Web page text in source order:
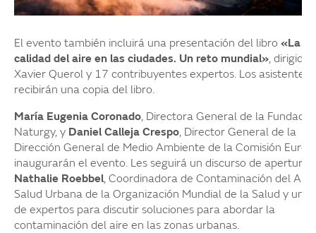
El evento también incluirá una presentación del libro «La
calidad del aire en las ciudades. Un reto mundial», dirigido
Xavier Querol y 17 contribuyentes expertos. Los asistentes
recibirán una copia del libro.
María Eugenia Coronado, Directora General de la
Naturgy, y Daniel Calleja Crespo, Director General de la
Dirección General de Medio Ambiente de la Comisión
inaugurarán el evento. Les seguirá un discurso de apertura
Nathalie Roebbel, Coordinadora de Contaminación del Aire
Salud Urbana de la Organización Mundial de la Salud y un
de expertos para discutir soluciones para abordar la
contaminación del aire en las zonas urbanas.